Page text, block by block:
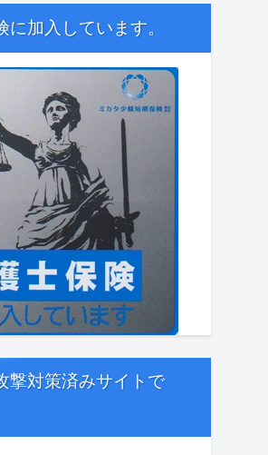
に加入しています。
撃対策済みサイトで